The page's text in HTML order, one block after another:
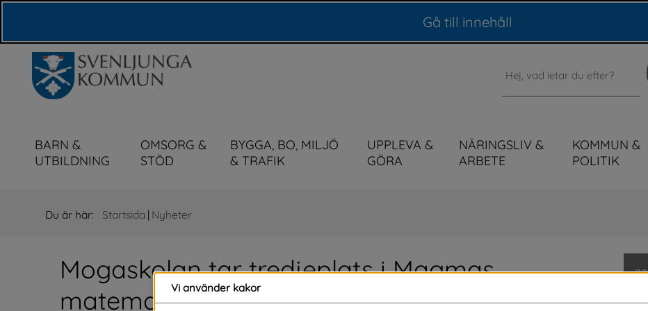
Gå till innehåll
Sök
BARN &
UTBILDNING
OMSORG &
STÖD
BYGGA, BO, MILJÖ
& TRAFIK
UPPLEVA &
GÖRA
NÄRINGSLIV &
ARBETE
KOMMUN &
POLITIK
Du är här: Startsida | Nyheter
Mogaskolan tar tredjeplats i Magmas
matematiktävling
Vi använder kakor